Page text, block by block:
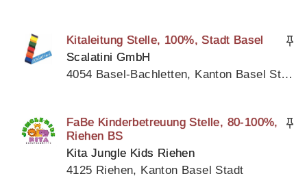
Kitaleitung Stelle, 100%, Stadt Basel
Scalatini GmbH
4054 Basel-Bachletten, Kanton Basel Stadt
FaBe Kinderbetreuung Stelle, 80-100%,
Riehen BS
Kita Jungle Kids Riehen
4125 Riehen, Kanton Basel Stadt